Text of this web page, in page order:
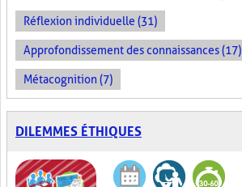
Réflexion individuelle (31)
Approfondissement des connaissances (17)
Métacognition (7)
DILEMMES ÉTHIQUES